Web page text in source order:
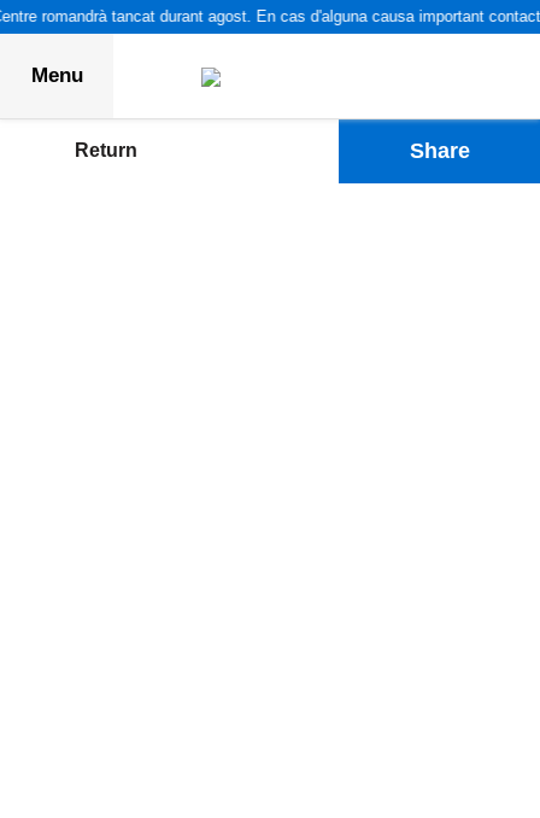
romandrà tancat durant agost. En cas d'alguna causa important
Menu
Return Share